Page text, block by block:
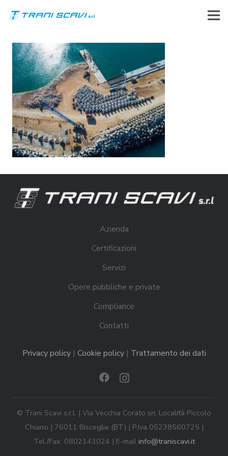
Azienda
Certificazioni
Servizi
Opere pubbliche e private
Compliance
Contatti
Privacy policy| Cookie policy| Trattamento dei dati
© Trani Scavi s.r.l. | Via Vecchia Corato sn, Località Piccolo
Chiano | 76011 Bisceglie (BT) | P.Iva 05238560725 |
Tel./Fax. 0802143024 | E-mail info@traniscavi.it